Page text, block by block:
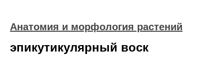
Анатомия и морфология растений
эпикутикулярный воск